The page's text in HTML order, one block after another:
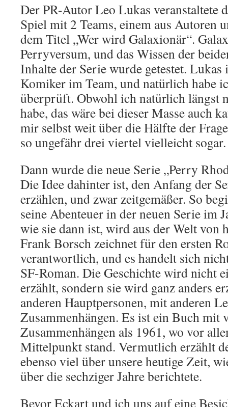
Der PR-Autor Leo Lukas veranstaltete
Spiel mit 2 Teams, einem aus Autoren
dem Titel „Wer wird Galaxionär“.
Perryversum, und das Wissen der
Inhalte der Serie wurde getestet. Lukas
Komiker im Team, und natürlich habe
überprüft. Obwohl ich natürlich längst
habe, das wäre bei dieser Masse auch
mir selbst weit über die Hälfte der
so ungefähr drei viertel vielleicht sogar.
Dann wurde die neue Serie „Perry
Die Idee dahinter ist, den Anfang der
erzählen, und zwar zeitgemäßer. So
seine Abenteuer in der neuen Serie im
wie sie dann ist, wird aus der Welt von
Frank Borsch zeichnet für den ersten
verantwortlich, und es handelt sich
SF-Roman. Die Geschichte wird nicht
erzählt, sondern sie wird ganz anders
anderen Hauptpersonen, mit anderen
Zusammenhängen. Es ist ein Buch mit
Zusammenhängen als 1961, wo vor
Mittelpunkt stand. Vermutlich erzählt
ebenso viel über unsere heutige Zeit,
über die sechziger Jahre berichtete.
Bevor Eckart und ich uns auf eine